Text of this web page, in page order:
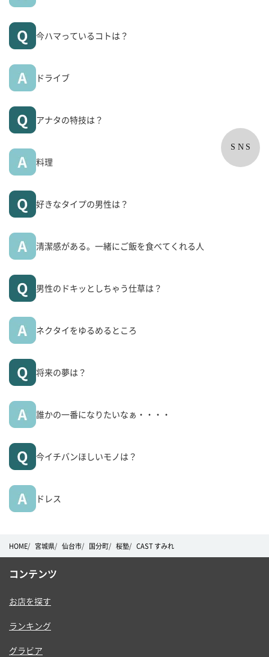
今ハマっているコトは？
ドライブ
アナタの特技は？
料理
好きなタイプの男性は？
清潔感がある。一緒にご飯を食べてくれる人
男性のドキッとしちゃう仕草は？
ネクタイをゆるめるところ
将来の夢は？
誰かの一番になりたいなぁ・・・・
今イチバンほしいモノは？
ドレス
SNS
HOME 宮城県 仙台市 国分町 桜塾 CAST すみれ
コンテンツ
お店を探す
ランキング
グラビア